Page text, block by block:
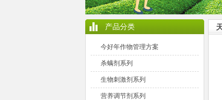
产品分类
今好年作物管理方案
杀螨剂系列
生物刺激剂系列
营养调节剂系列